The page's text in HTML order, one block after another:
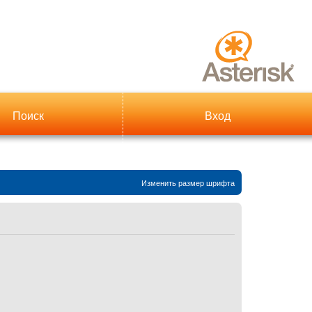
Поиск Вход
Изменить размер шрифта